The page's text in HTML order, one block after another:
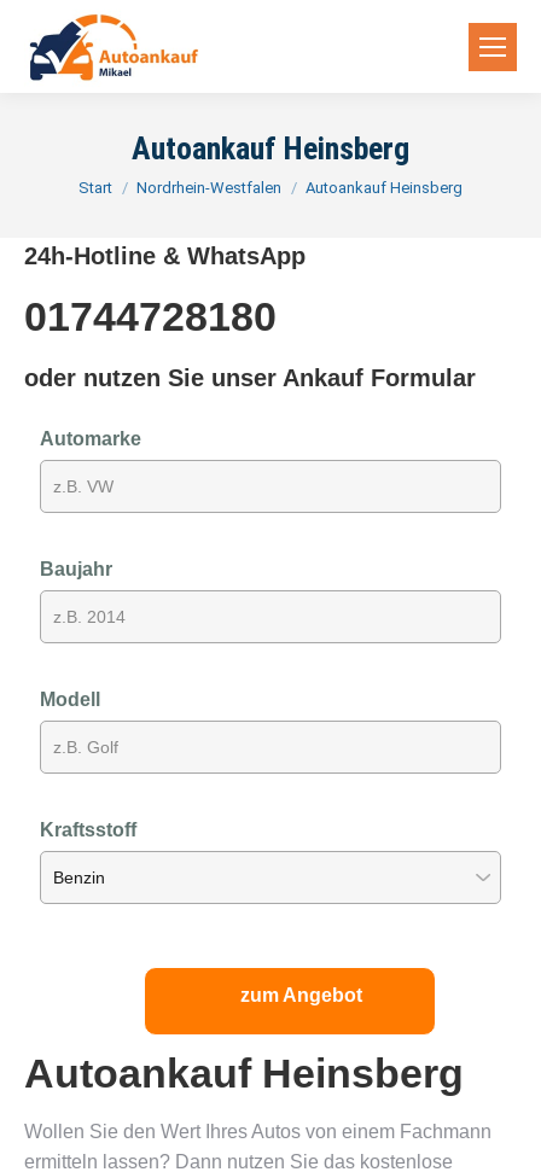
Autoankauf Heinsberg
Sie befinden sich hier:
Start Nordrhein-Westfalen Autoankauf Heinsberg
24h-Hotline & WhatsApp
01744728180
oder nutzen Sie unser Ankauf Formular
Automarke
Baujahr
Modell
Kraftsstoff
zum Angebot
Autoankauf Heinsberg
Wollen Sie den Wert Ihres Autos von einem Fachmann
ermitteln lassen? Dann nutzen Sie das kostenlose